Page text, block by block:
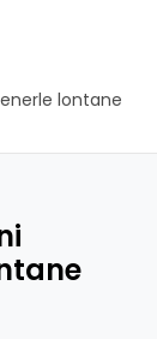
lontane